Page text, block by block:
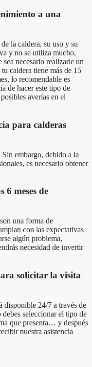
a una
la caldera, su uso y su
y no se utiliza mucho,
sea necesario realizarle un
caldera tiene más de 15
lo recomendable es
de hacer este tipo de
averías en el
para calderas
embargo, debido a la
es necesario obtener
6 meses de
una forma de
con las expectativas
algún problema,
necesidad de invertir
solicitar la visita
disponible 24/7 a través de
seleccionar el tipo de
que presenta… y después
nuestra asistencia